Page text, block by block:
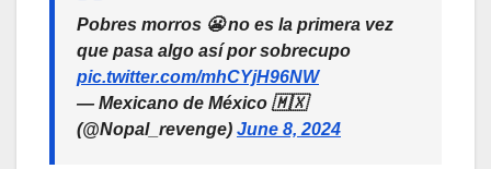
Pobres morros 😬 no es la primera vez
que pasa algo así por sobrecupo
pic.twitter.com/mhCYjH96NW
— Mexicano de México 🇲🇽
(@Nopal_revenge) June 8, 2024